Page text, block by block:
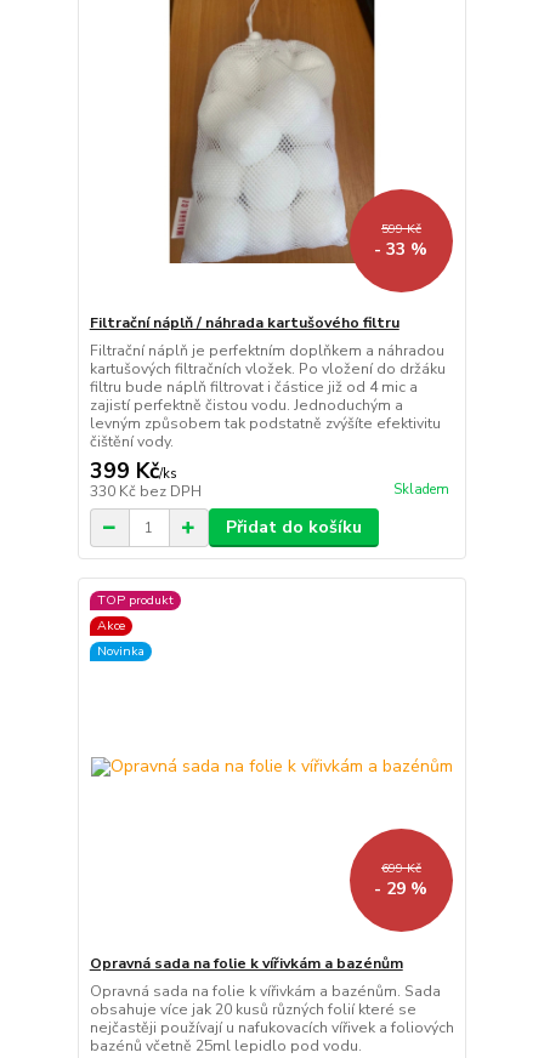
599 Kč
- 33 %
Filtrační náplň / náhrada kartušového filtru
Filtrační náplň je perfektním doplňkem a náhradou
kartušových filtračních vložek. Po vložení do držáku
filtru bude náplň filtrovat i částice již od 4 mic a
zajistí perfektně čistou vodu. Jednoduchým a
levným způsobem tak podstatně zvýšíte efektivitu
čištění vody.
399 Kč/ks
330 Kč bez DPH Skladem
Přidat do košíku
TOP produkt
Akce
Novinka
699 Kč
- 29 %
Opravná sada na folie k vířivkám a bazénům
Opravná sada na folie k vířivkám a bazénům. Sada
obsahuje více jak 20 kusů různých folií které se
nejčastěji používají u nafukovacích vířivek a foliových
bazénů včetně 25ml lepidlo pod vodu.